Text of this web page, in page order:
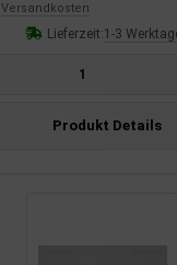
Versandkosten
Lieferzeit:1-3
Produkt Details